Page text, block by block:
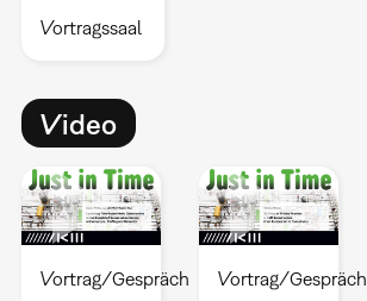
Vortragssaal
Video
Vortrag/Gespräch Vortrag/Gespräch